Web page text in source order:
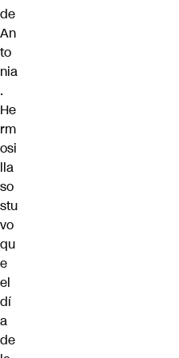
de
An
to
nia
.
He
rm
osi
lla
so
stu
vo
qu
e
el
dí
a
de